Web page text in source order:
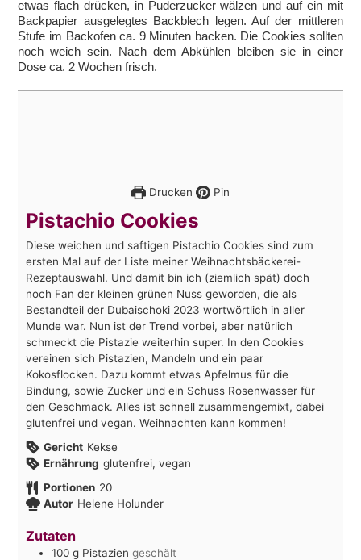
etwas flach drücken, in Puderzucker wälzen und auf ein mit
Backpapier ausgelegtes Backblech legen. Auf der mittleren
Stufe im Backofen ca. 9 Minuten backen. Die Cookies sollten
noch weich sein. Nach dem Abkühlen bleiben sie in einer
Dose ca. 2 Wochen frisch.
Drucken Pin
Pistachio Cookies
Diese weichen und saftigen Pistachio Cookies sind zum
ersten Mal auf der Liste meiner Weihnachtsbäckerei-
Rezeptauswahl. Und damit bin ich (ziemlich spät) doch
noch Fan der kleinen grünen Nuss geworden, die als
Bestandteil der Dubaischoki 2023 wortwörtlich in aller
Munde war. Nun ist der Trend vorbei, aber natürlich
schmeckt die Pistazie weiterhin super. In den Cookies
vereinen sich Pistazien, Mandeln und ein paar
Kokosflocken. Dazu kommt etwas Apfelmus für die
Bindung, sowie Zucker und ein Schuss Rosenwasser für
den Geschmack. Alles ist schnell zusammengemixt, dabei
glutenfrei und vegan. Weihnachten kann kommen!
Gericht Kekse
Ernährung glutenfrei, vegan
Portionen 20
Autor Helene Holunder
Zutaten
100 g Pistazien geschält